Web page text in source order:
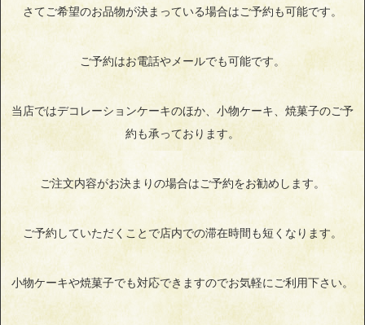
さてご希望のお品物が決まっている場合はご予約も可能です。
ご予約はお電話やメールでも可能です。
当店ではデコレーションケーキのほか、小物ケーキ、焼菓子のご予
約も承っております。
ご注文内容がお決まりの場合はご予約をお勧めします。
ご予約していただくことで店内での滞在時間も短くなります。
小物ケーキや焼菓子でも対応できますのでお気軽にご利用下さい。